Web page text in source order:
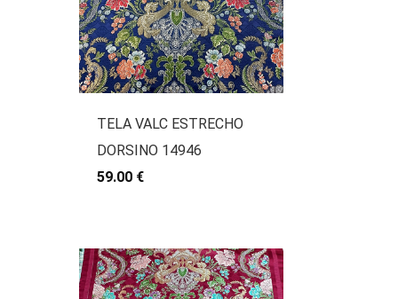
TELA VALC ESTRECHO
DORSINO 14946
59.00 €